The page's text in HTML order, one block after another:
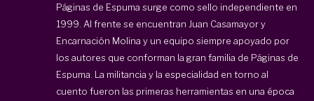
Páginas de Espuma surge como sello independiente en
1999. Al frente se encuentran Juan Casamayor y
Encarnación Molina y un equipo siempre apoyado por
los autores que conforman la gran familia de Páginas de
Espuma. La militancia y la especialidad en torno al
cuento fueron las primeras herramientas en una época